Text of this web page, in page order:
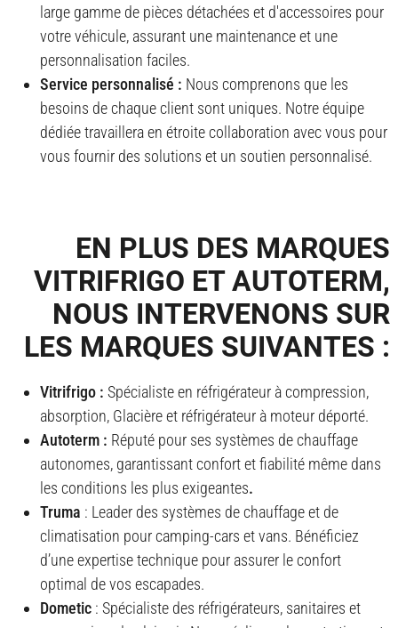
large gamme de pièces détachées et d'accessoires pour
votre véhicule, assurant une maintenance et une
personnalisation faciles.
Service personnalisé : Nous comprenons que les
besoins de chaque client sont uniques. Notre équipe
dédiée travaillera en étroite collaboration avec vous pour
vous fournir des solutions et un soutien personnalisé.
EN PLUS DES MARQUES
VITRIFRIGO ET AUTOTERM,
NOUS INTERVENONS SUR
LES MARQUES SUIVANTES :
Vitrifrigo : Spécialiste en réfrigérateur à compression,
absorption, Glacière et réfrigérateur à moteur déporté.
Autoterm : Réputé pour ses systèmes de chauffage
autonomes, garantissant confort et fiabilité même dans
les conditions les plus exigeantes.
Truma : Leader des systèmes de chauffage et de
climatisation pour camping-cars et vans. Bénéficiez
d’une expertise technique pour assurer le confort
optimal de vos escapades.
Dometic: Spécialiste des réfrigérateurs, sanitaires et